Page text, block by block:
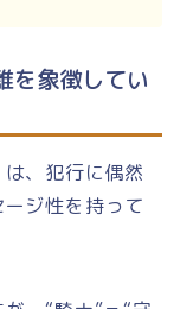
を象徴してい
、犯行に偶然
ジ性を持って